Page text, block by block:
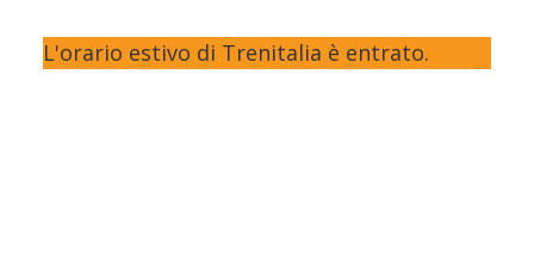
L'orario estivo di Trenitalia è entrato.